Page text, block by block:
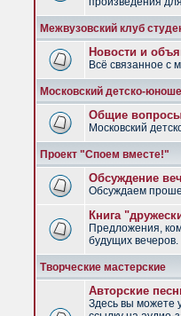
Межвузовский клуб
Новости и
Всё связанное с
Московский детско-
Общие
Московский
Проект "Споем вместе!"
Обсуждение
Обсуждаем
Книга
Предложения,
будущих вечеров.
Творческие мастерские
Авторские
Здесь вы можете